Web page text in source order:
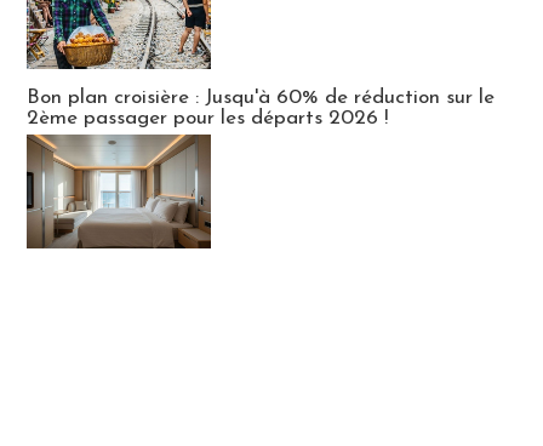
Bon plan croisière : Jusqu'à 60% de réduction sur le
2ème passager pour les départs 2026 !